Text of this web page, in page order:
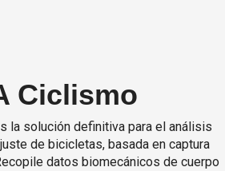
Ciclismo
la solución definitiva para el análisis
de bicicletas, basada en captura
datos biomecánicos de cuerpo